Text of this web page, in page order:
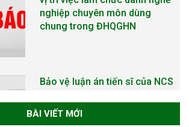
Bảo vệ luận án tiến sĩ của NCS
BÀI VIẾT MỚI